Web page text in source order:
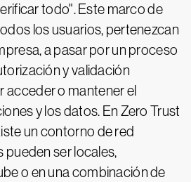
todo". Este marco de
los usuarios, pertenezcan
a pasar por un proceso
y validación
acceder o mantener el
y los datos. En Zero Trust
un contorno de red
pueden ser locales,
o en una combinación de